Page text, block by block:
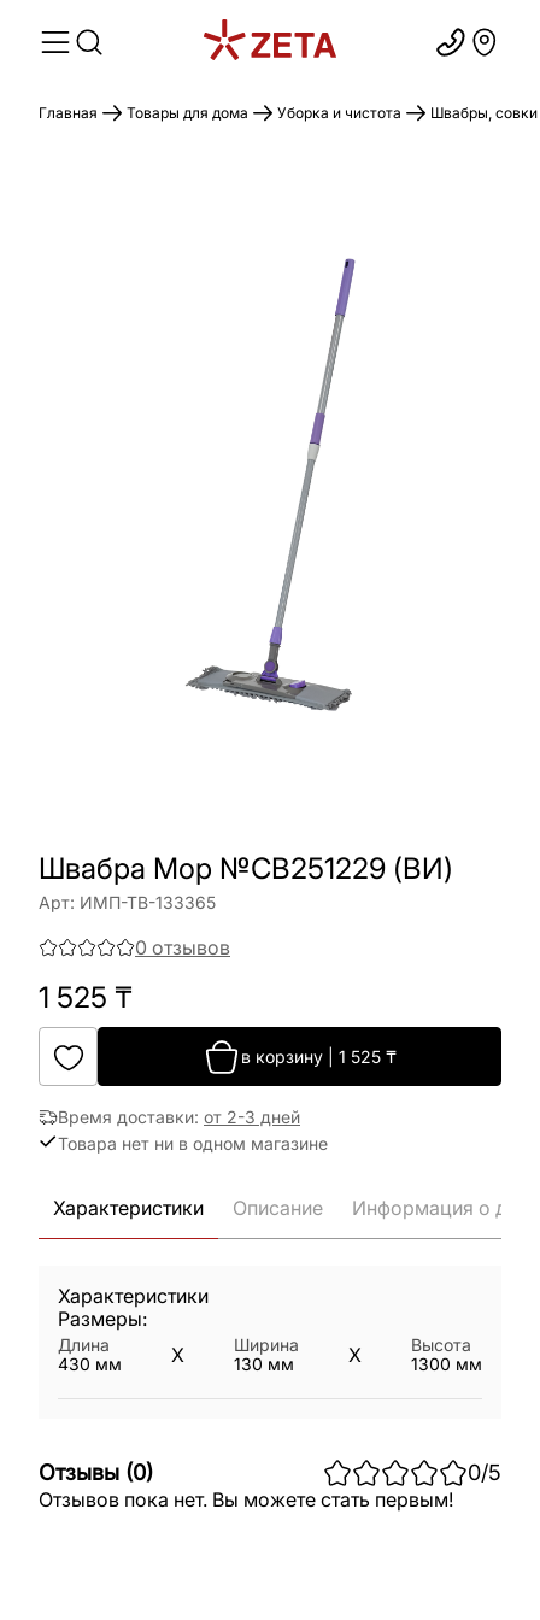
Главная Товары для дома Уборка и чистота Швабры, совки
Швабра Mop №CB251229 (ВИ)
Арт: ИМП-ТВ-133365
0 отзывов
1 525 ₸
в корзину 1 525 ₸
Время доставки: от 2-3 дней
Товара нет ни в одном магазине
Характеристики Описание Информация о
Характеристики
Размеры:
Длина
430 мм X
Ширина
130 мм X
Высота
1300 мм
Отзывы (0) 0/5
Отзывов пока нет. Вы можете стать первым!